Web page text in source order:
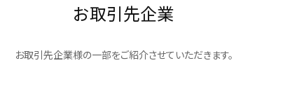
お取引先企業
お取引先企業様の一部をご紹介させていただきます。